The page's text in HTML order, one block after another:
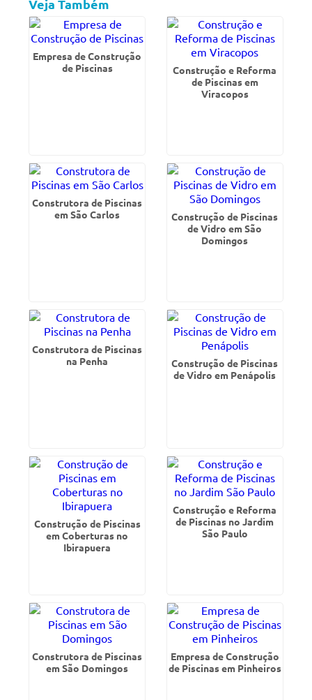
Veja Também
Empresa de Construção
de Piscinas
Construção e Reforma
de Piscinas em
Viracopos
Construtora de Piscinas
em São Carlos
Construção de Piscinas
de Vidro em São
Domingos
Construtora de Piscinas
na Penha
Construção de Piscinas
de Vidro em Penápolis
Construção de Piscinas
em Coberturas no
Ibirapuera
Construção e Reforma
de Piscinas no Jardim
São Paulo
Construtora de Piscinas
em São Domingos
Empresa de Construção
de Piscinas em Pinheiros